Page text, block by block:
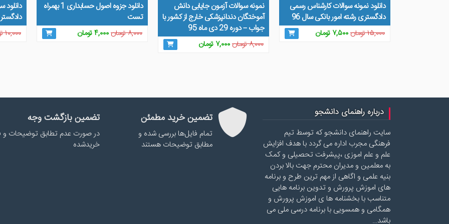
دانلود نمونه سوالات کارشناس رسمی
دادگستری رشته امور بانکی سال 96
۱۵,۰۰۰تومانقیمت
۷,۵۰۰ تومان قیمت
نمونه سوالات آزمون جایابی دانش
آموختگان دندانپزشکی خارج از کشور با
جواب – دوره 29 دی ماه 95
۸,۰۰۰تومانقیمت
۷,۰۰۰ تومانقیمت
دانلود جزوه اصول حسابداری 1 بهمراه
تست
۸,۰۰۰تومانقیمت
۴,۰۰۰تومانقیمت
۱۰,۰۰۰
درباره راهنمای دانشجو
سایت راهنمای دانشجو که توسط تیم
فرهنگی مجرب اداره می گردد با هدف افزایش
علم و علم اموزی ،پیشرفت تحصیلی و کمک
به معلمین و مدیران محترم جهت بالا بردن
بنیه علمی و اگاهی از مهم ترین طرح و برنامه
های اموزش پرورش و تدوین برنامه هایی
متناسب با بخشنامه ها ی اموزش پرورش و
همگامی و همسویی با برنامه درسی ملی می
باشد…
تضمین خرید مطمئن
تمام فایل‌ها بررسی شده و
مطابق توضیحات هستند
تضمین بازگشت وجه
در صورت عدم تطابق توضیحات و
خریدشده